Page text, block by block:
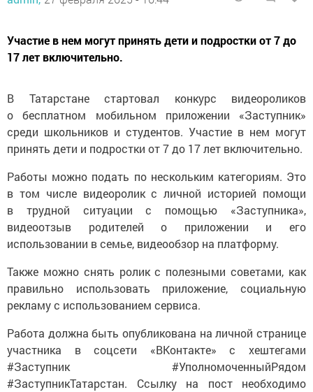
Участие в нем могут принять дети и подростки от 7 до
17 лет включительно.
В Татарстане стартовал конкурс видеороликов
о бесплатном мобильном приложении «Заступник»
среди школьников и студентов. Участие в нем могут
принять дети и подростки от 7 до 17 лет включительно.
Работы можно подать по нескольким категориям. Это
в том числе видеоролик с личной историей помощи
в трудной ситуации с помощью «Заступника»,
видеоотзыв родителей о приложении и его
использовании в семье, видеообзор на платформу.
Также можно снять ролик с полезными советами, как
правильно использовать приложение, социальную
рекламу с использованием сервиса.
Работа должна быть опубликована на личной странице
участника в соцсети «ВКонтакте» с хештегами
#Заступник #УполномоченныйРядом
#ЗаступникТатарстан. Ссылку на пост необходимо